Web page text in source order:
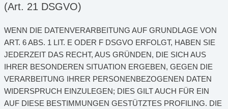
(Art. 21 DSGVO)
WENN DIE DATENVERARBEITUNG AUF GRUNDLAGE VON
ART. 6 ABS. 1 LIT. E ODER F DSGVO ERFOLGT, HABEN SIE
JEDERZEIT DAS RECHT, AUS GRÜNDEN, DIE SICH AUS
IHRER BESONDEREN SITUATION ERGEBEN, GEGEN DIE
VERARBEITUNG IHRER PERSONENBEZOGENEN DATEN
WIDERSPRUCH EINZULEGEN; DIES GILT AUCH FÜR EIN
AUF DIESE BESTIMMUNGEN GESTÜTZTES PROFILING. DIE